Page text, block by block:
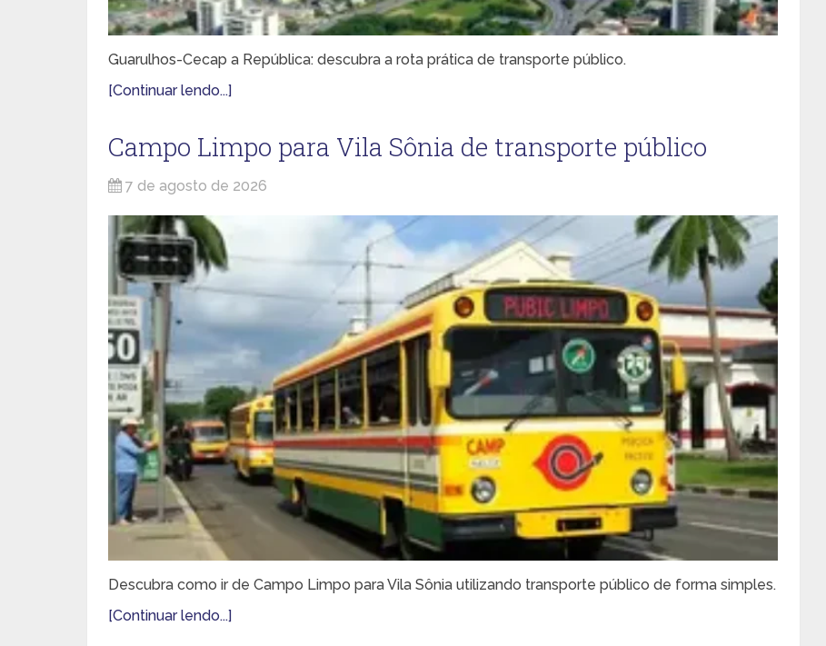
Guarulhos-Cecap a República: descubra a rota prática de transporte público.
[Continuar lendo...]
Campo Limpo para Vila Sônia de transporte público
7 de agosto de 2026
Descubra como ir de Campo Limpo para Vila Sônia utilizando transporte público de forma simples.
[Continuar lendo...]